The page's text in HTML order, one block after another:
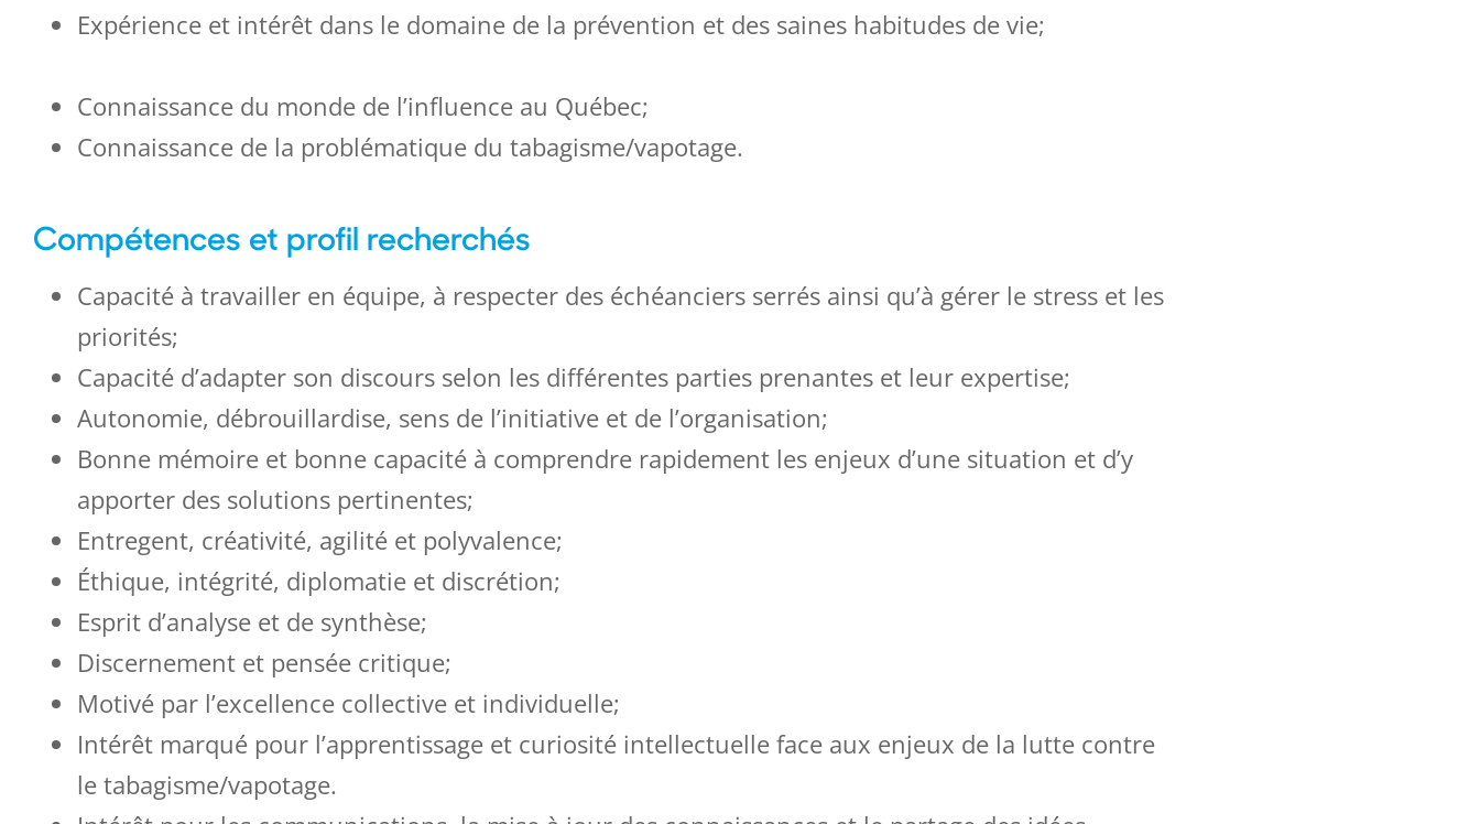
Expérience et intérêt dans le domaine de la prévention et des saines habitudes de vie;
Connaissance du monde de l’influence au Québec;
Connaissance de la problématique du tabagisme/vapotage.
Compétences et profil recherchés
Capacité à travailler en équipe, à respecter des échéanciers serrés ainsi qu’à gérer le stress et les
priorités;
Capacité d’adapter son discours selon les différentes parties prenantes et leur expertise;
Autonomie, débrouillardise, sens de l’initiative et de l’organisation;
Bonne mémoire et bonne capacité à comprendre rapidement les enjeux d’une situation et d’y
apporter des solutions pertinentes;
Entregent, créativité, agilité et polyvalence;
Éthique, intégrité, diplomatie et discrétion;
Esprit d’analyse et de synthèse;
Discernement et pensée critique;
Motivé par l’excellence collective et individuelle;
Intérêt marqué pour l’apprentissage et curiosité intellectuelle face aux enjeux de la lutte contre
le tabagisme/vapotage.